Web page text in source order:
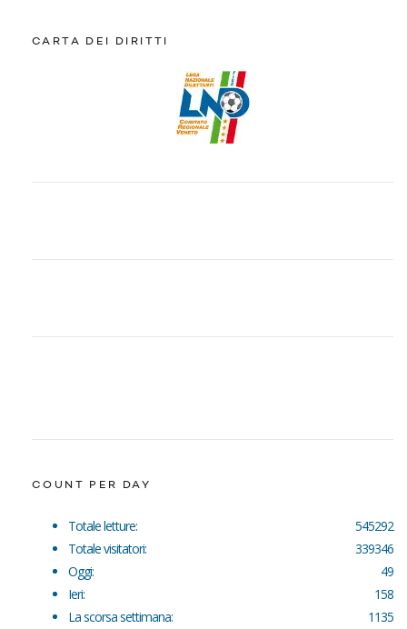
CARTA DEI DIRITTI
COUNT PER DAY
545292
Totale letture:
339346
Totale visitatori:
49
Oggi:
158
Ieri:
1135
La scorsa settimana: